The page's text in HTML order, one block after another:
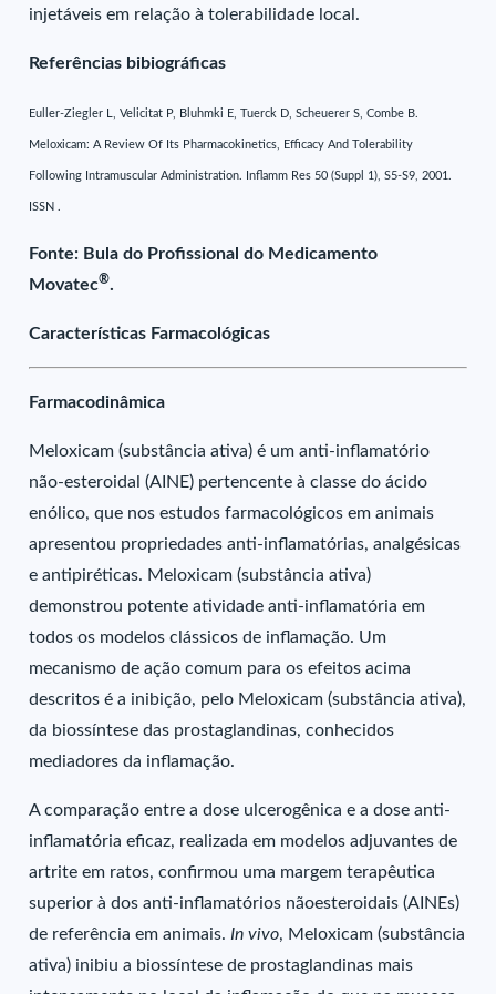
injetáveis em relação à tolerabilidade local.
Referências bibiográficas
Euller-Ziegler L, Velicitat P, Bluhmki E, Tuerck D, Scheuerer S, Combe B.
Meloxicam: A Review Of Its Pharmacokinetics, Efficacy And Tolerability
Following Intramuscular Administration. Inflamm Res 50 (Suppl 1), S5-S9, 2001.
ISSN .
Fonte: Bula do Profissional do Medicamento
Movatec®.
Características Farmacológicas
Farmacodinâmica
Meloxicam (substância ativa) é um anti-inflamatório
não-esteroidal (AINE) pertencente à classe do ácido
enólico, que nos estudos farmacológicos em animais
apresentou propriedades anti-inflamatórias, analgésicas
e antipiréticas. Meloxicam (substância ativa)
demonstrou potente atividade anti-inflamatória em
todos os modelos clássicos de inflamação. Um
mecanismo de ação comum para os efeitos acima
descritos é a inibição, pelo Meloxicam (substância ativa),
da biossíntese das prostaglandinas, conhecidos
mediadores da inflamação.
A comparação entre a dose ulcerogênica e a dose anti-
inflamatória eficaz, realizada em modelos adjuvantes de
artrite em ratos, confirmou uma margem terapêutica
superior à dos anti-inflamatórios nãoesteroidais (AINEs)
de referência em animais. In vivo, Meloxicam (substância
ativa) inibiu a biossíntese de prostaglandinas mais